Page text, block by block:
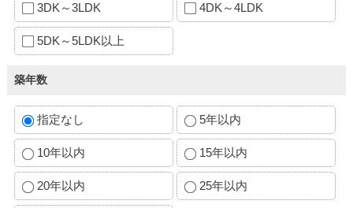
3DK～3LDK 4DK～4LDK
5DK～5LDK以上
築年数
指定なし 5年以内
10年以内 15年以内
20年以内 25年以内